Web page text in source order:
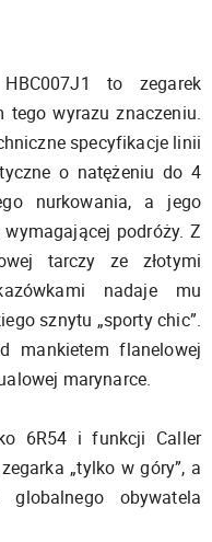
to zegarek
tego wyrazu znaczeniu.
specyfikacje linii
o natężeniu do 4
nurkowania, a jego
podróży. Z
tarczy ze złotymi
nadaje mu
sznytu „sporty chic”.
mankietem flanelowej
marynarce.
6R54 i funkcji Caller
„tylko w góry”, a
obywatela